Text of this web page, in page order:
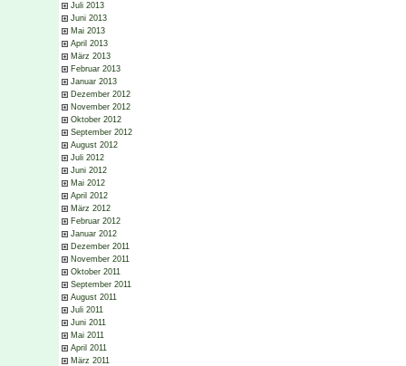
Juli 2013
Juni 2013
Mai 2013
April 2013
März 2013
Februar 2013
Januar 2013
Dezember 2012
November 2012
Oktober 2012
September 2012
August 2012
Juli 2012
Juni 2012
Mai 2012
April 2012
März 2012
Februar 2012
Januar 2012
Dezember 2011
November 2011
Oktober 2011
September 2011
August 2011
Juli 2011
Juni 2011
Mai 2011
April 2011
März 2011